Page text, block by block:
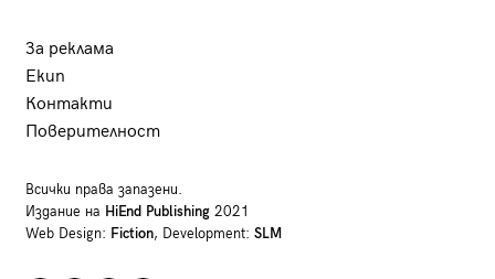
За реклама
Екип
Контакти
Поверителност
Всички права запазени.
Издание на HiEnd Publishing2021
Web Design: Fiction, Development: SLM